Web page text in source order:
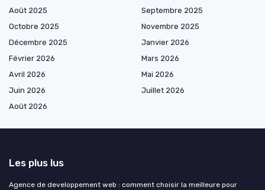
Août 2025
Septembre 2025
Octobre 2025
Novembre 2025
Décembre 2025
Janvier 2026
Février 2026
Mars 2026
Avril 2026
Mai 2026
Juin 2026
Juillet 2026
Août 2026
Les plus lus
Agence de developpement web : comment choisir la meilleure pour